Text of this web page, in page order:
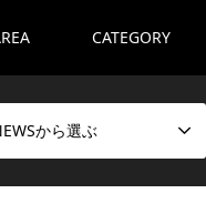
CATEGORY
から選ぶ